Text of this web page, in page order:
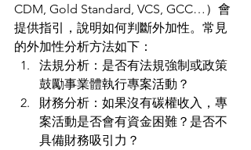
CDM, Gold Standard, VCS, GCC…）會
提供指引，說明如何判斷外加性。常見
的外加性分析方法如下：
法規分析：是否有法規強制或政策
鼓勵事業體執行專案活動？
財務分析：如果沒有碳權收入，專
案活動是否會有資金困難？是否不
具備財務吸引力？